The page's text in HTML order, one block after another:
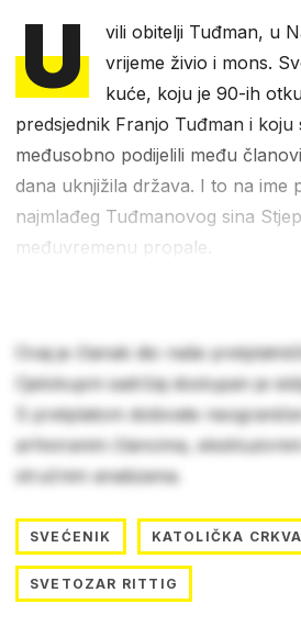
U
vili obitelji Tuđman, u
vrijeme živio i mons.
kuće, koju je 90-ih
predsjednik Franjo Tuđman i koju
međusobno podijelili među
dana uknjižila država. I to na ime
najmlađeg Tuđmanovog sina
međuvremenu propale.
Ovaj je članak dio naše
Cjelokupni sadržaj dostupan je
S pretplatom dobivate
arhiviranim člancima,
stručnim analizama.
SVEĆENIK KATOLIČKA CRKVA
SVETOZAR RITTIG